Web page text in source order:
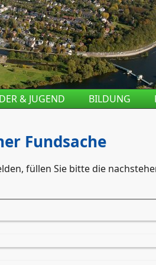
& JUGEND BILDUNG
Fundsache
füllen Sie bitte die